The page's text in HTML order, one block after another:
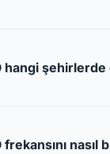
hangi
frekansını nasıl